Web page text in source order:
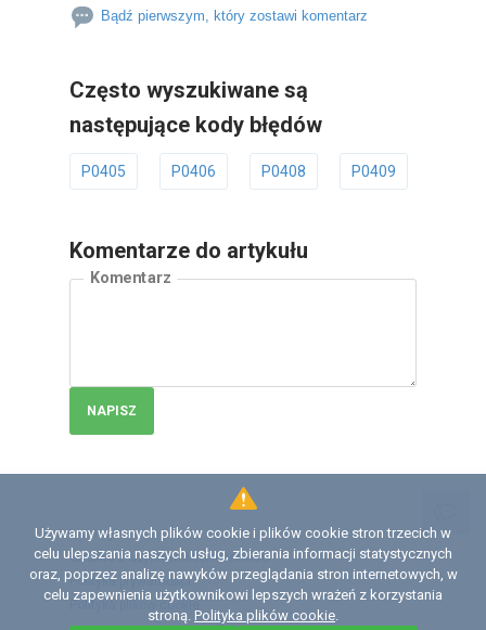
Bądź pierwszym, który zostawi komentarz
Często wyszukiwane są
następujące kody błędów
P0405 P0406 P0408 P0409
Komentarze do artykułu
Komentarz
NAPISZ
Używamy własnych plików cookie i plików cookie stron trzecich w
celu ulepszania naszych usług, zbierania informacji statystycznych
oraz, poprzez analizę nawyków przeglądania stron internetowych, w
celu zapewnienia użytkownikowi lepszych wrażeń z korzystania
stroną. Polityka plików cookie
Licencja
Umowa z użytkownikiem serwisu
Polityka prywatności
Polityka plików сookie